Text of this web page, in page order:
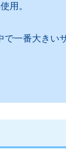
用。
で一番大き